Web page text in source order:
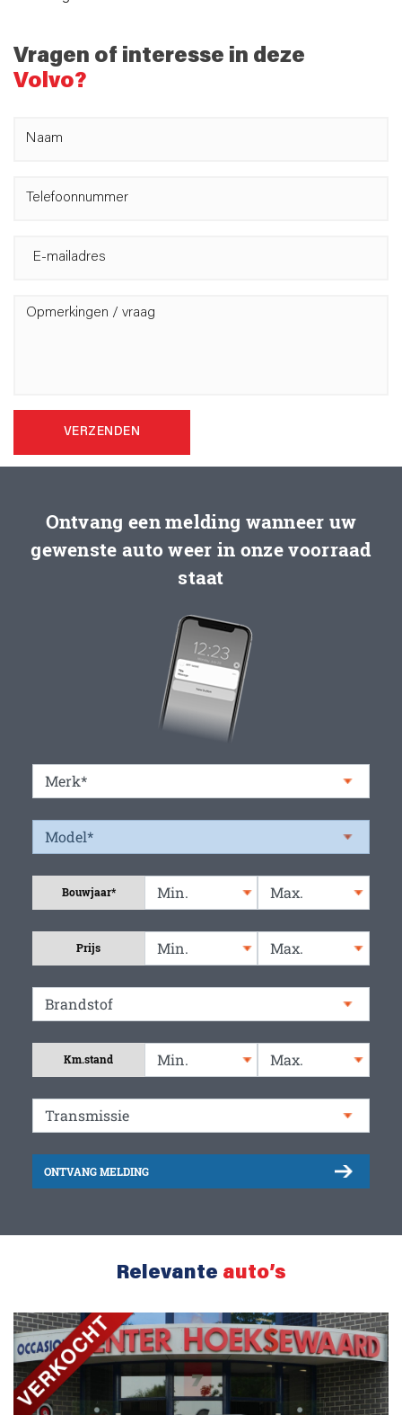
Vragen of interesse in deze
Volvo?
VERZENDEN
Ontvang een melding wanneer uw
gewenste auto weer in onze voorraad
staat
Bouwjaar*
Prijs
Km.stand
ONTVANG MELDING
Relevante auto’s